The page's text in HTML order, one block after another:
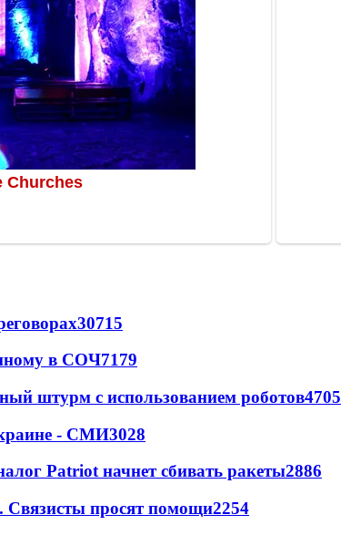
30715
в СОЧ7179
штурм с использованием роботов4705
- СМИ3028
Patriot начнет сбивать ракеты2886
Связисты просят помощи2254